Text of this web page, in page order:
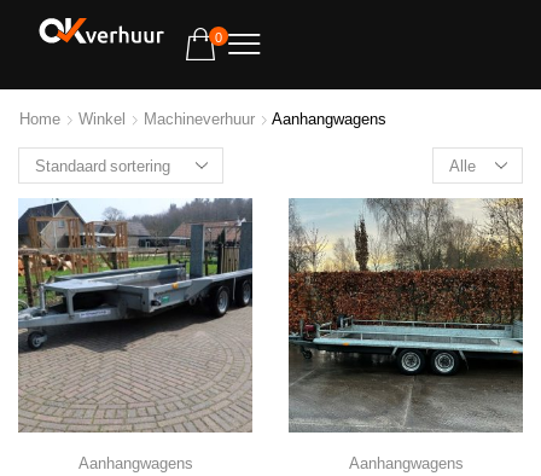
0
Home Winkel Machineverhuur Aanhangwagens
Aanhangwagens Aanhangwagens